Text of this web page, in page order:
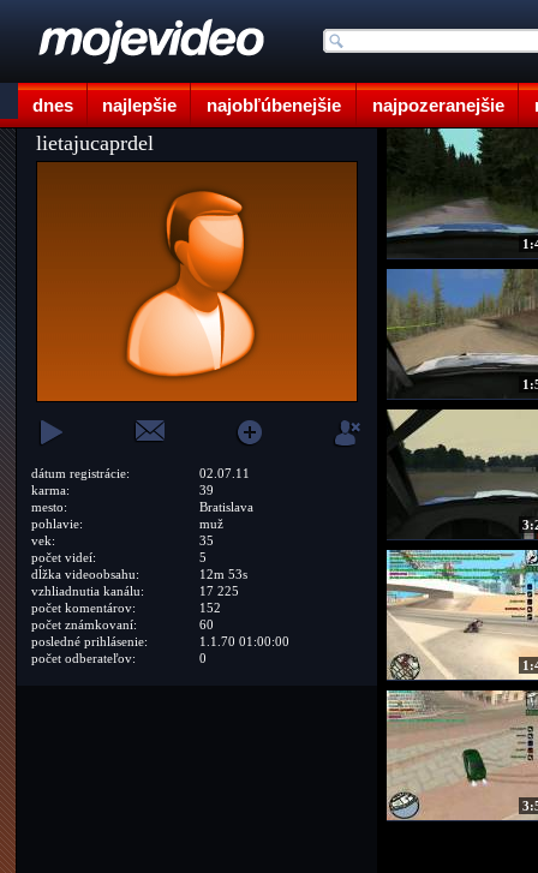
dnes najlepšie najobľúbenejšie najpozeranejšie
lietajucaprdel
dátum registrácie:
02.07.11
karma:
39
mesto:
Bratislava
pohlavie:
muž
vek:
35
počet videí:
5
dĺžka videoobsahu:
12m 53s
vzhliadnutia kanálu:
17 225
počet komentárov:
152
počet známkovaní:
60
posledné prihlásenie:
1.1.70 01:00:00
počet odberateľov:
0